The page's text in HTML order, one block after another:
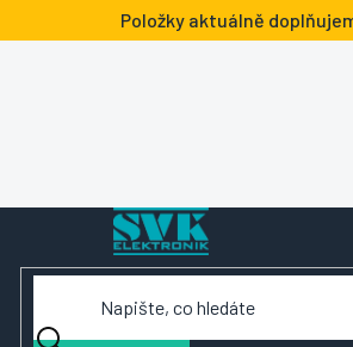
na
Položky aktuálně